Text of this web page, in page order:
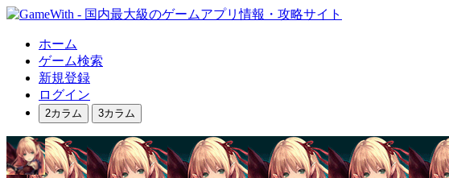
ホーム
ゲーム検索
新規登録
ログイン
2カラム 3カラム